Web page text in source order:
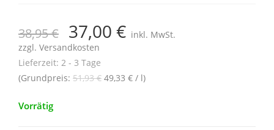
38,95€ 37,00 € inkl. MwSt.
zzgl. Versandkosten
Lieferzeit: 2 - 3 Tage
(Grundpreis: 51,93€ 49,33 € / l)
Vorrätig